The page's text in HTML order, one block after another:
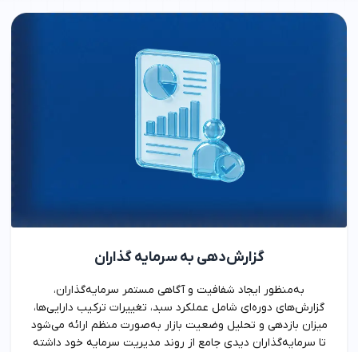
گزارش‌دهی به سرمایه گذاران
به‌منظور ایجاد شفافیت و آگاهی مستمر سرمایه‌گذاران،
گزارش‌های دوره‌ای شامل عملکرد سبد، تغییرات ترکیب دارایی‌ها،
میزان بازدهی و تحلیل وضعیت بازار به‌صورت منظم ارائه می‌شود
تا سرمایه‌گذاران دیدی جامع از روند مدیریت سرمایه خود داشته